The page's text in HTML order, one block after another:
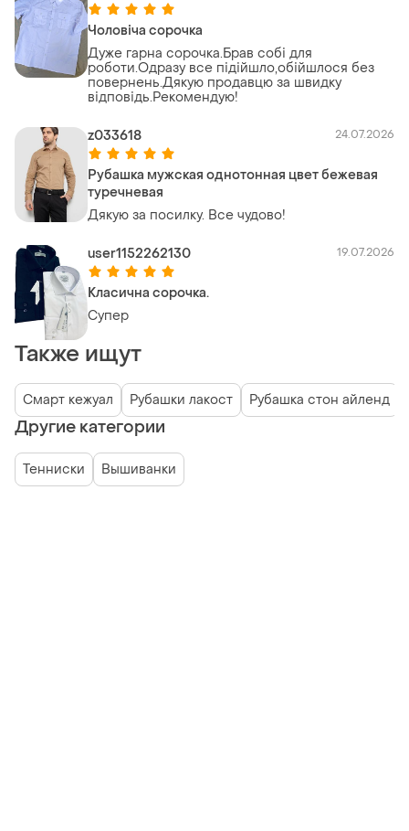
Чоловіча сорочка
Дуже гарна сорочка.Брав собі для
роботи.Одразу все підійшло,обійшлося без
повернень.Дякую продавцю за швидку
відповідь.Рекомендую!
z033618 24.07.2026
Рубашка мужская однотонная цвет бежевая
туречневая
Дякую за посилку. Все чудово!
user1152262130 19.07.2026
Класична сорочка.
Супер
Также ищут
Смарт кежуал Рубашки лакост Рубашка стон айленд
Другие категории
Тенниски Вышиванки